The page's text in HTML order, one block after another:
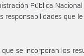
Pública
responsabilidades que
se incorporan los